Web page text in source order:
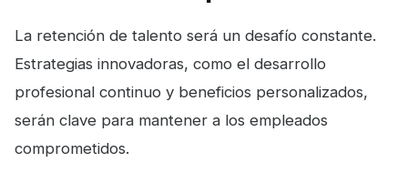
La retención de talento será un desafío constante.
Estrategias innovadoras, como el desarrollo
profesional continuo y beneficios personalizados,
serán clave para mantener a los empleados
comprometidos.